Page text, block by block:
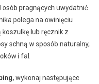
pragnących uwydatnić
polega na owinięciu
lub ręcznik z
schną w sposób naturalny,
i fal.
, wykonaj następujące